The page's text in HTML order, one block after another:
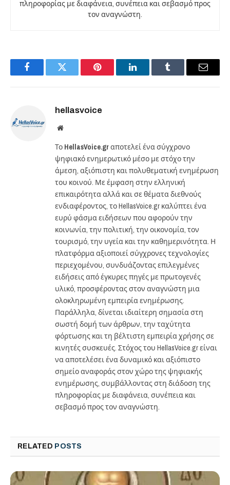
πληροφορίας με διαφάνεια, συνέπεια και σεβασμό προς
τον αναγνώστη.
FacebookTwitter Pinterest LinkedInTumblr Email
hellasvoice
Website
Το HellasVoice.grαποτελεί ένα σύγχρονο
ψηφιακό ενημερωτικό μέσο με στόχο την
άμεση, αξιόπιστη και πολυθεματική ενημέρωση
του κοινού. Με έμφαση στην ελληνική
επικαιρότητα αλλά και σε θέματα διεθνούς
ενδιαφέροντος, το HellasVoice.gr καλύπτει ένα
ευρύ φάσμα ειδήσεων που αφορούν την
κοινωνία, την πολιτική, την οικονομία, τον
τουρισμό, την υγεία και την καθημερινότητα. Η
πλατφόρμα αξιοποιεί σύγχρονες τεχνολογίες
περιεχομένου, συνδυάζοντας επιλεγμένες
ειδήσεις από έγκυρες πηγές με πρωτογενές
υλικό, προσφέροντας στον αναγνώστη μια
ολοκληρωμένη εμπειρία ενημέρωσης.
Παράλληλα, δίνεται ιδιαίτερη σημασία στη
σωστή δομή των άρθρων, την ταχύτητα
φόρτωσης και τη βέλτιστη εμπειρία χρήσης σε
κινητές συσκευές. Στόχος του HellasVoice.gr είναι
να αποτελέσει ένα δυναμικό και αξιόπιστο
σημείο αναφοράς στον χώρο της ψηφιακής
ενημέρωσης, συμβάλλοντας στη διάδοση της
πληροφορίας με διαφάνεια, συνέπεια και
σεβασμό προς τον αναγνώστη.
RELATED POSTS